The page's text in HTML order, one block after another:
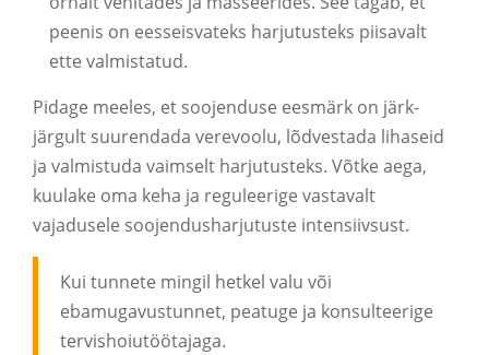
peenis on eesseisvateks harjutusteks piisavalt
ette valmistatud.
Pidage meeles, et soojenduse eesmärk on järk-
järgult suurendada verevoolu, lõdvestada lihaseid
ja valmistuda vaimselt harjutusteks. Võtke aega,
kuulake oma keha ja reguleerige vastavalt
vajadusele soojendusharjutuste intensiivsust.
Kui tunnete mingil hetkel valu või
ebamugavustunnet, peatuge ja konsulteerige
tervishoiutöötajaga.